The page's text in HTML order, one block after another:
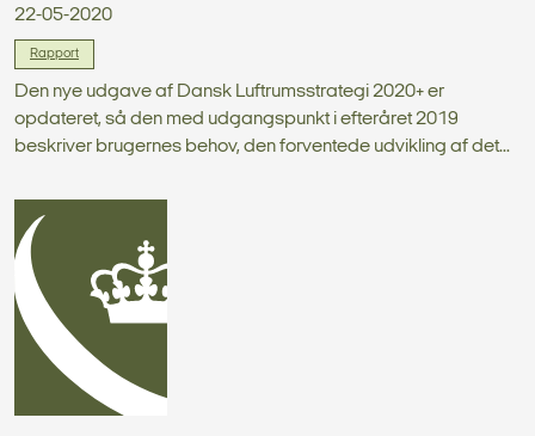
22-05-2020
Rapport
Den nye udgave af Dansk Luftrumsstrategi 2020+ er
opdateret, så den med udgangspunkt i efteråret 2019
beskriver brugernes behov, den forventede udvikling af det...